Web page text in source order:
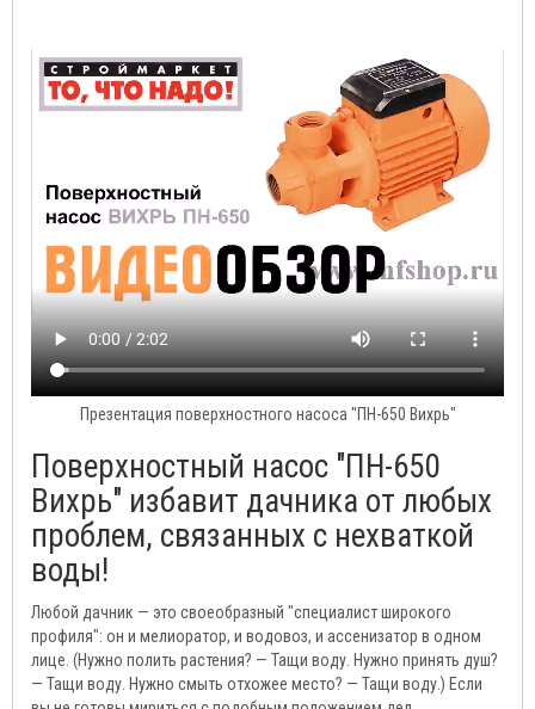
Презентация поверхностного насоса "ПН-650 Вихрь"
Поверхностный насос "ПН-650
Вихрь" избавит дачника от любых
проблем, связанных с нехваткой
воды!
Любой дачник — это своеобразный "специалист широкого
профиля": он и мелиоратор, и водовоз, и ассенизатор в одном
лице. (Нужно полить растения? — Тащи воду. Нужно принять душ?
— Тащи воду. Нужно смыть отхожее место? — Тащи воду.) Если